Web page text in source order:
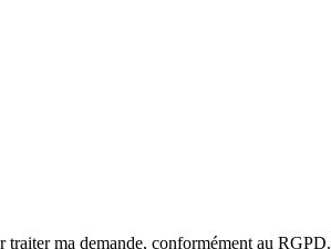
traiter ma demande, conformément au RGPD.